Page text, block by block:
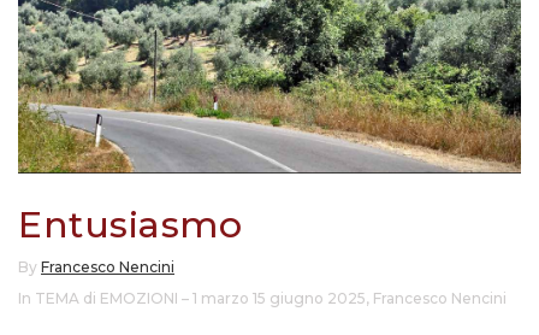
Entusiasmo
By Francesco Nencini
In TEMA di EMOZIONI – 1 marzo 15 giugno 2025, Francesco Nencini